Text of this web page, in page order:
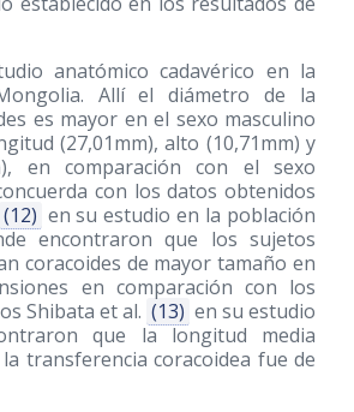
anatómico cadavérico en la
Allí el diámetro de la
es mayor en el sexo masculino
(27,01mm), alto (10,71mm) y
en comparación con el sexo
con los datos obtenidos
(12) en su estudio en la población
encontraron que los sujetos
coracoides de mayor tamaño en
en comparación con los
Shibata et al. (13) en su estudio
que la longitud media
transferencia coracoidea fue de